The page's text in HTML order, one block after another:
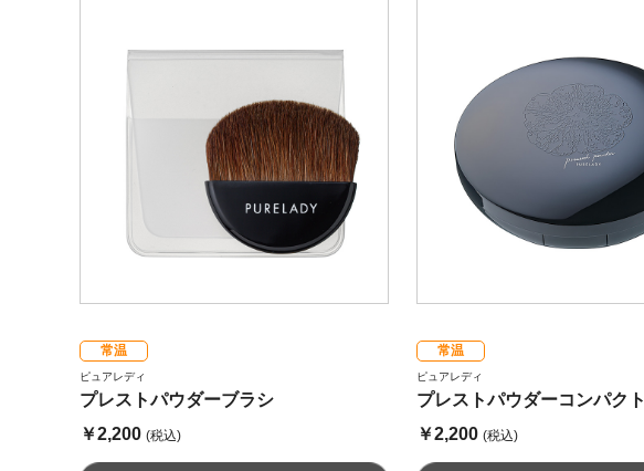
常温
ピュアレディ
プレストパウダーブラシ
￥2,200 (税込)
常温
ピュアレディ
プレストパウダーコンパクト
￥2,200 (税込)